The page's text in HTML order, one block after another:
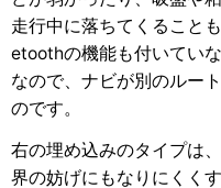
走行中に落ちてくること
etoothの機能も付いていな
なので、ナビが別のルー
のです。
右の埋め込みのタイプは
界の妨げにもなりにくく